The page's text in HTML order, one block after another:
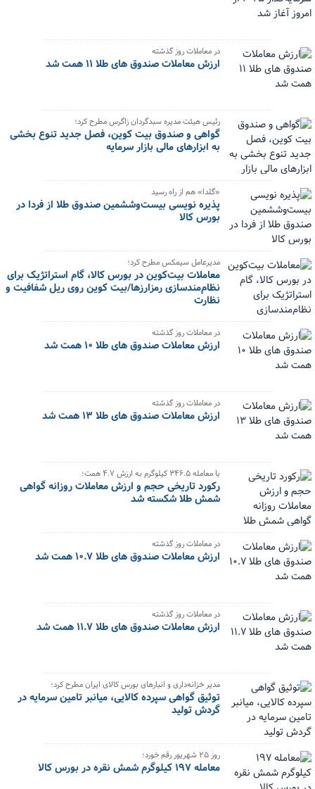
در معاملات روز گذشته
ارزش معاملات صندوق های طلا ۱۱ همت شد
رئیس هیئت مدیره سبدگردان زاگرس مطرح کرد؛
گواهی و صندوق بیت کوین، فصل جدید تنوع بخشی
به ابزارهای مالی بازار سرمایه
«گلدا» هم از راه رسید
پذیره نویسی بیست‌وششمین صندوق طلا از فردا در
بورس کالا
مدیرعامل سیمکس مطرح کرد؛
معاملات بیت‌کوین در بورس کالا، گام استراتژیک برای
نظام‌مندسازی رمزارزها/بیت کوین روی ریل شفافیت و
نظارت
در معاملات روز گذشته
ارزش معاملات صندوق های طلا ۱۰ همت شد
در معاملات روز گذشته
ارزش معاملات صندوق های طلا ۱۳ همت شد
با معامله ۳۴۶.۵ کیلوگرم به ارزش ۴.۷ همت؛
رکورد تاریخی حجم و ارزش معاملات روزانه گواهی
شمش طلا شکسته شد
در معاملات روز گذشته
ارزش معاملات صندوق های طلا ۱۰.۷ همت شد
در معاملات روز گذشته
ارزش معاملات صندوق های طلا ۱۱.۷ همت شد
مدیر خزانه‌داری و انبارهای بورس کالای ایران مطرح کرد؛
توثیق گواهی سپرده کالایی، میانبر تامین سرمایه در
گردش تولید
روز ۲۵ شهریور رقم خورد؛
معامله ۱۹۷ کیلوگرم شمش نقره در بورس کالا